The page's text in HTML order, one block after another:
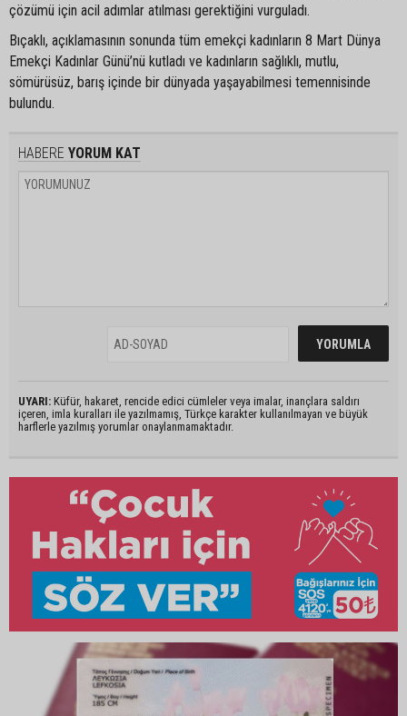
çözümü için acil adımlar atılması gerektiğini vurguladı.
Bıçaklı, açıklamasının sonunda tüm emekçi kadınların 8 Mart Dünya
Emekçi Kadınlar Günü’nü kutladı ve kadınların sağlıklı, mutlu,
sömürüsüz, barış içinde bir dünyada yaşayabilmesi temennisinde
bulundu.
HABERE YORUM KAT
UYARI: Küfür, hakaret, rencide edici cümleler veya imalar, inançlara saldırı
içeren, imla kuralları ile yazılmamış, Türkçe karakter kullanılmayan ve büyük
harflerle yazılmış yorumlar onaylanmamaktadır.